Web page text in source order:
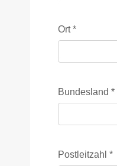
Ort*
Bundesland *
Postleitzahl *